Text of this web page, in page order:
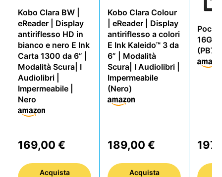
Kobo Clara BW |
eReader | Display
antiriflesso HD in
bianco e nero E Ink
Carta 1300 da 6” |
Modalità Scura| I
Audiolibri |
Impermeabile |
Nero
169,00 €
Acquista
Kobo Clara Colour
| eReader | Display
antiriflesso a colori
E Ink Kaleido™ 3 da
6” | Modalità
Scura| I Audiolibri |
Impermeabile
(Nero)
189,00 €
Acquista
16GB